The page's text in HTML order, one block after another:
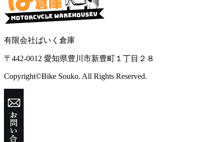
有限会社ばいく倉庫
〒442-0012 愛知県豊川市新豊町１丁目２８
Copyright©Bike Souko. All Rights Reserved.